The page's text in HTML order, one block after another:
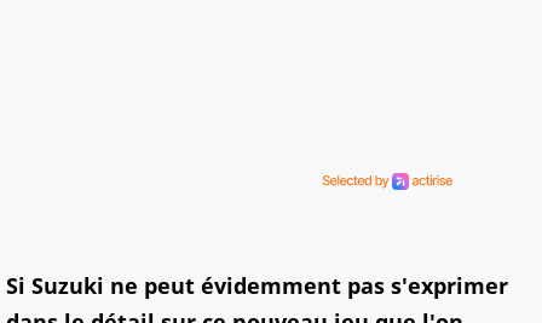
Si Suzuki ne peut évidemment pas s'exprimer